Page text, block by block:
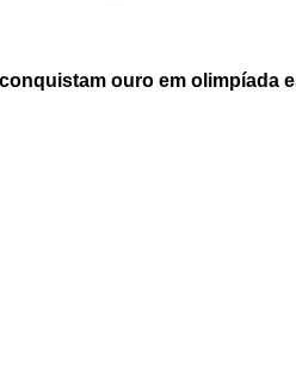
ouro em olimpíada